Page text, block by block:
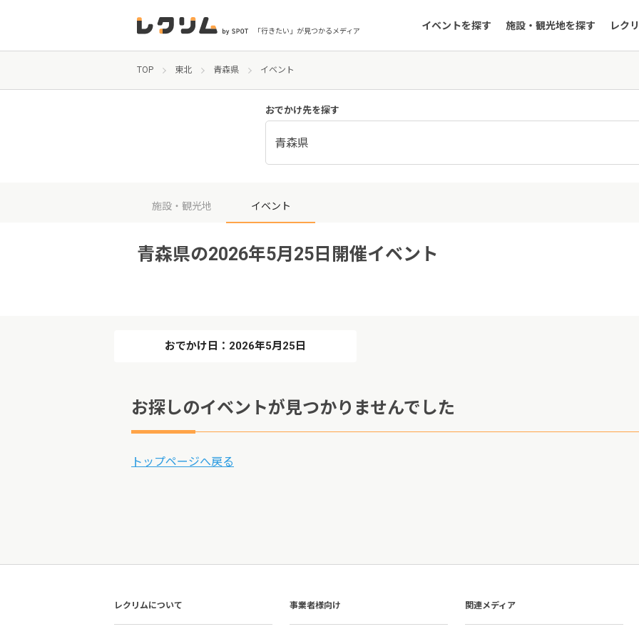
「行きたい」が見つかるメディア イベントを探す 施設・観光地を探す レク
TOP 東北 青森県 イベント
おでかけ先を探す
青森県
施設・観光地 イベント
青森県の2026年5月25日開催イベント
おでかけ日：2026年5月25日
お探しのイベントが見つかりませんでした
トップページへ戻る
レクリムについて 事業者様向け 関連メディア